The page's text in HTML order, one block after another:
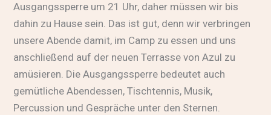
Ausgangssperre um 21 Uhr, daher müssen wir bis
dahin zu Hause sein. Das ist gut, denn wir verbringen
unsere Abende damit, im Camp zu essen und uns
anschließend auf der neuen Terrasse von Azul zu
amüsieren. Die Ausgangssperre bedeutet auch
gemütliche Abendessen, Tischtennis, Musik,
Percussion und Gespräche unter den Sternen.